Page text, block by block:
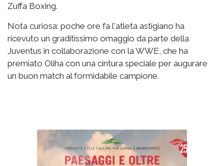
Zuffa Boxing.
Nota curiosa: poche ore fa l'atleta astigiano ha
ricevuto un graditissimo omaggio da parte della
Juventus in collaborazione con la WWE, che ha
premiato Oliha con una cintura speciale per augurare
un buon match al formidabile campione.